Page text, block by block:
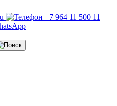
+7 964 11 500 11